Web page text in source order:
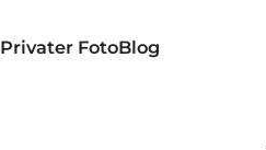
Privater FotoBlog